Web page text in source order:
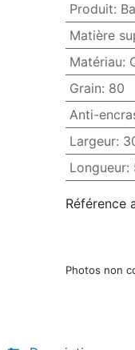
Produit:
Matière
Matériau:
Grain: 80
Anti-
Largeur:
Longueur:
Référence
Photos non